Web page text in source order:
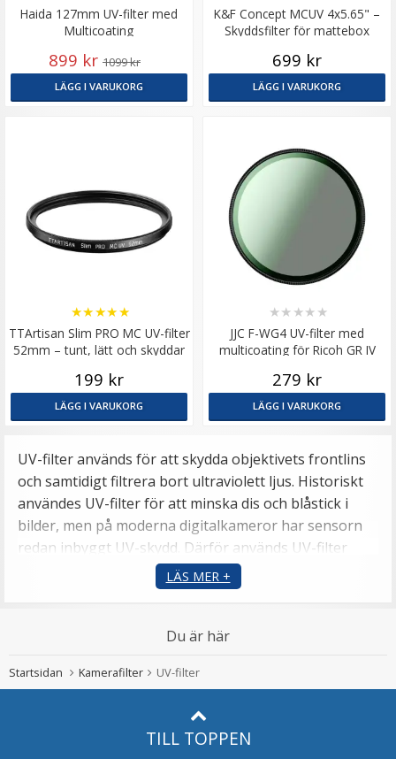
Haida 127mm UV-filter med
Multicoating
899 kr 1099 kr
LÄGG I VARUKORG
K&F Concept MCUV 4x5.65" –
Skyddsfilter för mattebox
699 kr
LÄGG I VARUKORG
TTArtisan Slim PRO MC UV-filter
52mm – tunt, lätt och skyddar
★★★★★
199 kr
LÄGG I VARUKORG
JJC F-WG4 UV-filter med
multicoating för Ricoh GR IV
★★ ★★ ★
279 kr
LÄGG I VARUKORG
UV-filter används för att skydda objektivets frontlins
och samtidigt filtrera bort ultraviolett ljus. Historiskt
användes UV-filter för att minska dis och blåstick i
bilder, men på moderna digitalkameror har sensorn
redan inbyggt UV-skydd. Därför används UV-filter
idag främst som ett effektivt skyddsfilter.
användbart vid fotografering utomhus eller i tuffare
miljöer där objektivet utsätts för påfrestningar. Att
använda ett filter är ett enkelt sätt att förlänga
livslängden på ditt objektiv – det är betydligt billigare
att byta ett filter än att reparera en skadad frontlins.
LÄS MER +
Du är här
Startsidan Kamerafilter UV-filter
TILL TOPPEN